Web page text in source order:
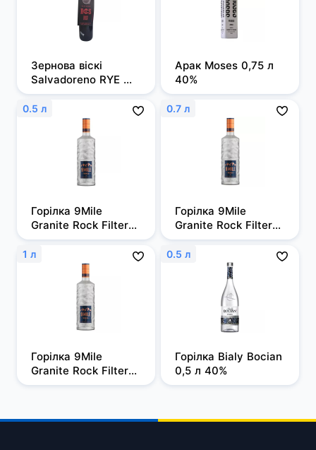
Зернова віскі
Salvadoreno RYE
0,7л 50%
Арак Moses 0,75 л
40%
0.5 л
Горілка 9Mile
Granite Rock Filtered
0,5л, 37,5%
0.7 л
Горілка 9Mile
Granite Rock Filtered
0,7 л, 37,5%
1 л
Горілка 9Mile
Granite Rock Filtered
1 л, 37,5%
0.5 л
Горілка Bialy Bocian
0,5 л 40%